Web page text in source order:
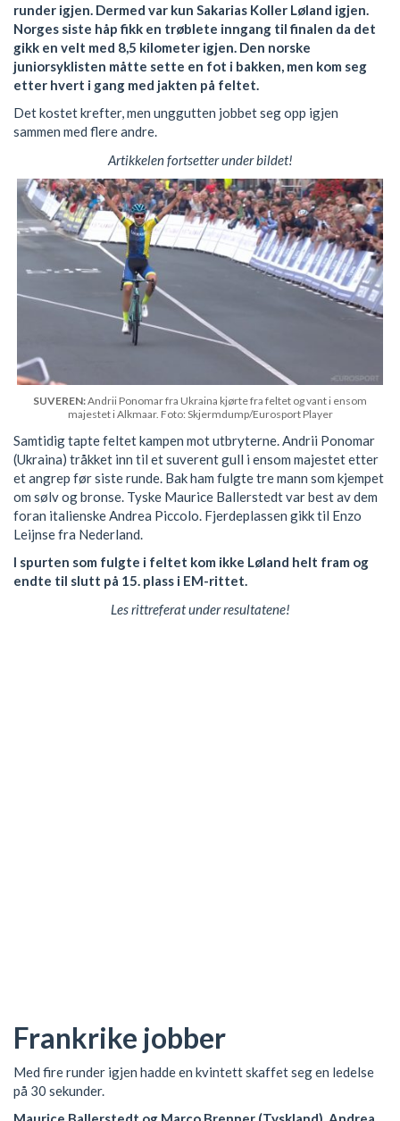
runder igjen. Dermed var kun Sakarias Koller Løland igjen.
Norges siste håp fikk en trøblete inngang til finalen da det
gikk en velt med 8,5 kilometer igjen. Den norske
juniorsyklisten måtte sette en fot i bakken, men kom seg
etter hvert i gang med jakten på feltet.
Det kostet krefter, men unggutten jobbet seg opp igjen
sammen med flere andre.
Artikkelen fortsetter under bildet!
SUVEREN:Andrii Ponomar fra Ukraina kjørte fra feltet og vant i ensom
majestet i Alkmaar. Foto: Skjermdump/Eurosport Player
Samtidig tapte feltet kampen mot utbryterne. Andrii Ponomar
(Ukraina) tråkket inn til et suverent gull i ensom majestet etter
et angrep før siste runde. Bak ham fulgte tre mann som kjempet
om sølv og bronse. Tyske Maurice Ballerstedt var best av dem
foran italienske Andrea Piccolo. Fjerdeplassen gikk til Enzo
Leijnse fra Nederland.
I spurten som fulgte i feltet kom ikke Løland helt fram og
endte til slutt på 15. plass i EM-rittet.
Les rittreferat under resultatene!
Frankrike jobber
Med fire runder igjen hadde en kvintett skaffet seg en ledelse
på 30 sekunder.